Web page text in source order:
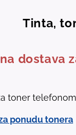
Tinta,
dostava
toner
ponudu tonera